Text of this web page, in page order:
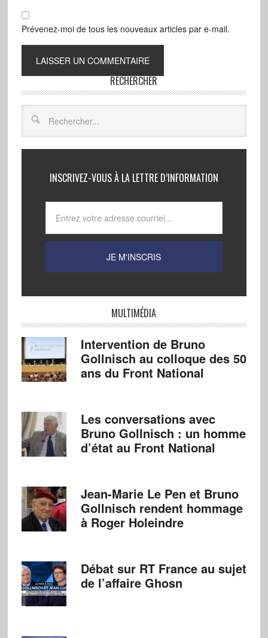
Prévenez-moi de tous les nouveaux articles par e-mail.
RECHERCHER
INSCRIVEZ-VOUS À LA LETTRE D’INFORMATION
MULTIMÉDIA
Intervention de Bruno
Gollnisch au colloque des 50
ans du Front National
Les conversations avec
Bruno Gollnisch : un homme
d’état au Front National
Jean-Marie Le Pen et Bruno
Gollnisch rendent hommage
à Roger Holeindre
Débat sur RT France au sujet
de l’affaire Ghosn